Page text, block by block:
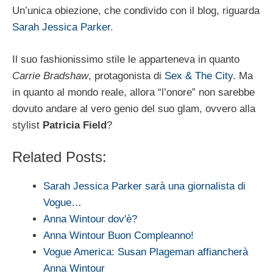
Un’unica obiezione, che condivido con il blog, riguarda
Sarah Jessica Parker.
Il suo fashionissimo stile le apparteneva in quanto
Carrie Bradshaw, protagonista di Sex & The City. Ma
in quanto al mondo reale, allora “l’onore” non sarebbe
dovuto andare al vero genio del suo glam, ovvero alla
stylist Patricia Field?
Related Posts:
Sarah Jessica Parker sarà una giornalista di
Vogue…
Anna Wintour dov'è?
Anna Wintour Buon Compleanno!
Vogue America: Susan Plageman affiancherà
Anna Wintour